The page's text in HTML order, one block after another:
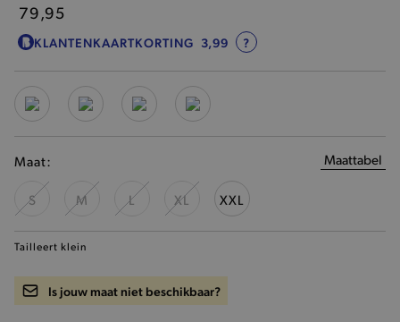
79,95
KLANTENKAARTKORTING 3,99 ?
Maat: Maattabel
S M L XL XXL
Tailleert klein
Is jouw maat niet beschikbaar?